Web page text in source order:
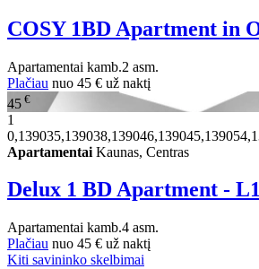
COSY 1BD Apartment in
Apartamentai kamb.2 asm.
Plačiau nuo 45 € už naktį
45 €
1
Apartamentai Kaunas, Centras
Delux 1 BD Apartment -
Apartamentai kamb.4 asm.
Plačiau nuo 45 € už naktį
Kiti savininko skelbimai